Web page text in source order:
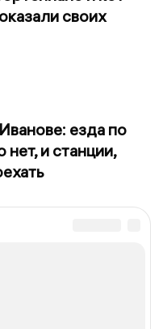
своих
езда по
и станции,